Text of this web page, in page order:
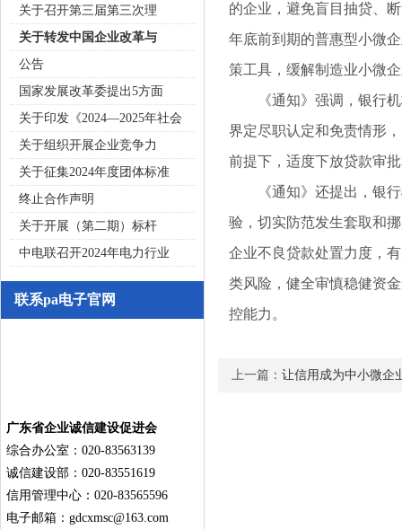
关于召开第三届第三次理
关于转发中国企业改革与
公告
国家发展改革委提出5方面
关于印发《2024—2025年社会
关于组织开展企业竞争力
关于征集2024年度团体标准
终止合作声明
关于开展（第二期）标杆
中电联召开2024年电力行业
联系pa电子官网
广东省企业诚信建设促进会
综合办公室：020-83563139
诚信建设部：020-83551619
信用管理中心：020-83565596
电子邮箱： gdcxmsc@163.com
的企业，避免盲目抽贷、
年底前到期的普惠型小微
策工具，缓解制造业小微
《通知》强调，银行机
界定尽职认定和免责情形
前提下，适度下放贷款审
《通知》还提出，银行
验，切实防范发生套取和
企业不良贷款处置力度，
类风险，健全审慎稳健资
控能力。
上一篇： 让信用成为中小微企